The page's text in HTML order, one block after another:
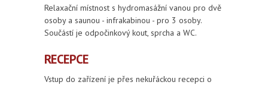
Relaxační místnost s hydromasážní vanou pro dvě
osoby a saunou - infrakabinou - pro 3 osoby.
Součástí je odpočinkový kout, sprcha a WC.
RECEPCE
Vstup do zařízení je přes nekuřáckou recepci o